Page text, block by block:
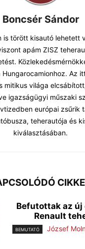
Boncsér Sándor
is törött kisautó lehetett
apám ZISZ
Hungarocamionhoz. Az
mitikus világa
igazságügyi műszaki
európai zsűrik
teherautója és
kiválasztásában.
Befutottak az új
Renault
BEMUTATÓ József